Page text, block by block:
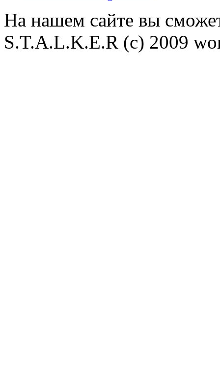
На нашем сайте вы
S.T.A.L.K.E.R (с) 2009